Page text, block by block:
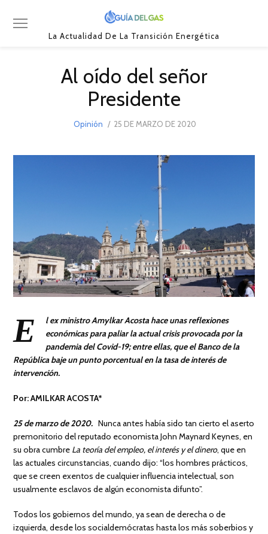
La Actualidad De La Transición Energética
Al oído del señor
Presidente
Opinión
POSTED
25 DE MARZO DE 2020
E
l ex ministro Amylkar Acosta hace unas reflexiones
económicas para paliar la actual crisis provocada por la
pandemia del Covid-19; entre ellas, que el Banco de la
República baje un punto porcentual en la tasa de interés de
intervención.
Por: AMILKAR ACOSTA*
25 de marzo de 2020. Nunca antes había sido tan cierto el aserto
premonitorio del reputado economista John Maynard Keynes, en
su obra cumbre La teoría del empleo, el interés y el dinero, que en
las actuales circunstancias, cuando dijo: “los hombres prácticos,
que se creen exentos de cualquier influencia intelectual, son
usualmente esclavos de algún economista difunto”.
Todos los gobiernos del mundo, ya sean de derecha o de
izquierda, desde los socialdemócratas hasta los más soberbios y